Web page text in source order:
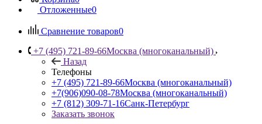
Отложенные0
Сравнение товаров0
+7 (495) 721-89-66Москва (многоканальный)
Назад
Телефоны
+7 (495) 721-89-66Москва (многоканальный)
+7(906)090-08-78Москва (многоканальный)
+7 (812) 309-71-16Санк-Петербург
Заказать звонок